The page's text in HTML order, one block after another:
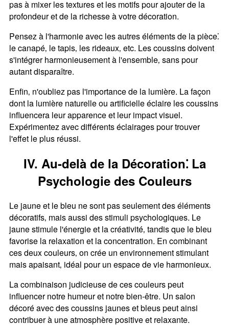
pas à mixer les textures et les motifs pour ajouter de la
profondeur et de la richesse à votre décoration.
Pensez à l'harmonie avec les autres éléments de la pièce⁚
le canapé‚ le tapis‚ les rideaux‚ etc. Les coussins doivent
s'intégrer harmonieusement à l'ensemble‚ sans pour
autant disparaître.
Enfin‚ n'oubliez pas l'importance de la lumière. La façon
dont la lumière naturelle ou artificielle éclaire les coussins
influencera leur apparence et leur impact visuel.
Expérimentez avec différents éclairages pour trouver
l'effet le plus réussi.
IV. Au-delà de la Décoration⁚ La
Psychologie des Couleurs
Le jaune et le bleu ne sont pas seulement des éléments
décoratifs‚ mais aussi des stimuli psychologiques. Le
jaune stimule l'énergie et la créativité‚ tandis que le bleu
favorise la relaxation et la concentration. En combinant
ces deux couleurs‚ on crée un environnement stimulant
mais apaisant‚ idéal pour un espace de vie harmonieux.
La combinaison judicieuse de ces couleurs peut
influencer notre humeur et notre bien-être. Un salon
décoré avec des coussins jaunes et bleus peut ainsi
contribuer à une atmosphère positive et relaxante.